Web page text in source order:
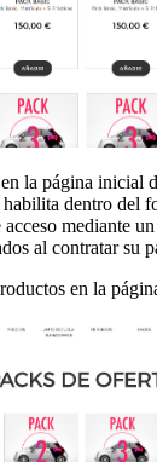
la página inicial
habilita dentro del
mediante
al contratar su
en la